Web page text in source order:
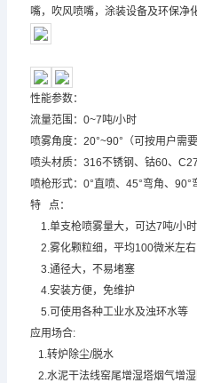
嘴，吹风喷嘴，涂装设备及环保净
性能参数：
流量范围：0~7吨/小时
喷雾角度：20°~90°（可按用户需要
喷头材质：316不锈钢、钴60、
喷枪形式：0°直喷、45°弯角、90°
特 点：
1.单支枪喷雾量大，可达7吨/小时
2.雾化颗粒细，平均100微米左右
3.通径大，不易堵塞
4.安装方便，免维护
5.可使用各种工业水及浊环水等
应用场合:
1.转炉除尘/脱水
2.水泥干法线窑尾增湿塔烟气增